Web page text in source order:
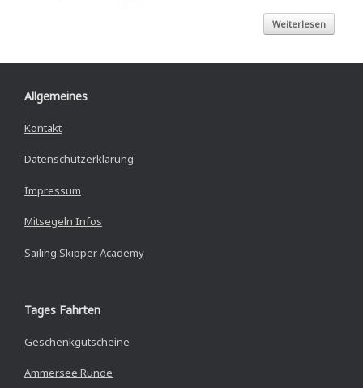
Weiterlesen
Allgemeines
Kontakt
Datenschutzerklärung
Impressum
Mitsegeln Infos
Sailing Skipper Academy
Tages Fahrten
Geschenkgutscheine
Ammersee Runde